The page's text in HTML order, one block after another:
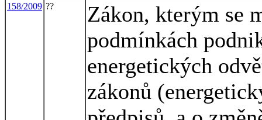
158/2009 ??
Zákon, kterým se
podmínkách
energetických
zákonů